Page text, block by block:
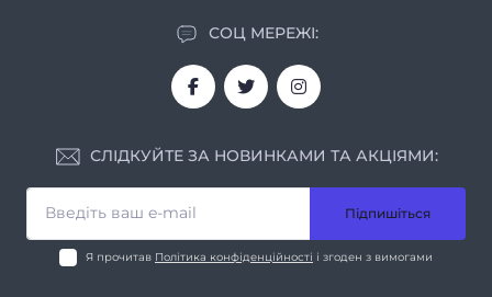
СОЦ МЕРЕЖІ:
СЛІДКУЙТЕ ЗА НОВИНКАМИ ТА АКЦІЯМИ:
Підпишіться
Я прочитав Політика конфіденційності і згоден з вимогами